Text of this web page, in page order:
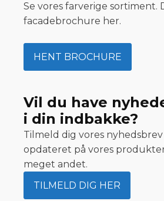
Se vores farverige sortiment.
facadebrochure her.
HENT BROCHURE
Vil du have
i din indbakke?
Tilmeld dig vores
opdateret på vores
meget andet.
TILMELD DIG HER